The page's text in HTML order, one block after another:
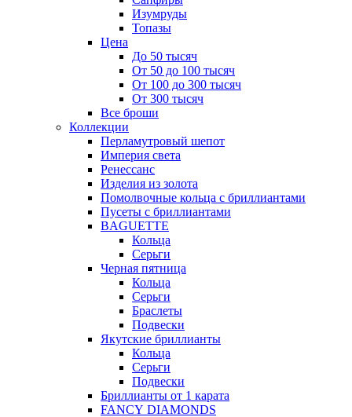
Изумруды
Топазы
Цена
До 50 тысяч
От 50 до 100 тысяч
От 100 до 300 тысяч
От 300 тысяч
Все броши
Коллекции
Перламутровый шепот
Империя света
Ренессанс
Изделия из золота
Помолвочные кольца с бриллиантами
Пусеты с бриллиантами
BAGUETTE
Кольца
Серьги
Черная пятница
Кольца
Серьги
Браслеты
Подвески
Якутские бриллианты
Кольца
Серьги
Подвески
Бриллианты от 1 карата
FANCY DIAMONDS